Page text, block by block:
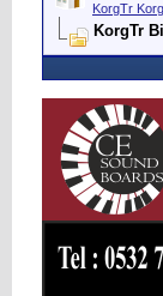
KorgTr
KorgTr